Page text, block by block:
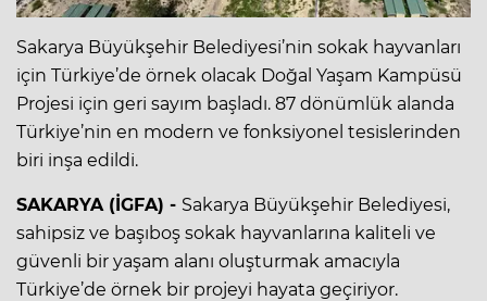
Sakarya Büyükşehir Belediyesi’nin sokak hayvanları
için Türkiye’de örnek olacak Doğal Yaşam Kampüsü
Projesi için geri sayım başladı. 87 dönümlük alanda
Türkiye’nin en modern ve fonksiyonel tesislerinden
biri inşa edildi.
SAKARYA (İGFA) - Sakarya Büyükşehir Belediyesi,
sahipsiz ve başıboş sokak hayvanlarına kaliteli ve
güvenli bir yaşam alanı oluşturmak amacıyla
Türkiye’de örnek bir projeyi hayata geçiriyor.